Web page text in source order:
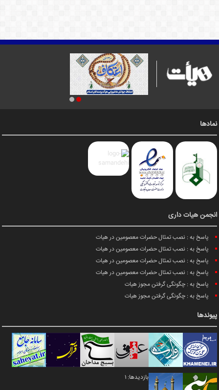
نمادها
انجمن هیات داری
پاسخ به : نصب تمثال حضرات معصومین در هیات
پاسخ به : نصب تمثال حضرات معصومین در هیات
پاسخ به : نصب تمثال حضرات معصومین در هیات
پاسخ به : نصب تمثال حضرات معصومین در هیات
پاسخ به : چگونگی گرفتن مجوز هیات
پاسخ به : چگونگی گرفتن مجوز هیات
پیوندها
بازدیدها: 1